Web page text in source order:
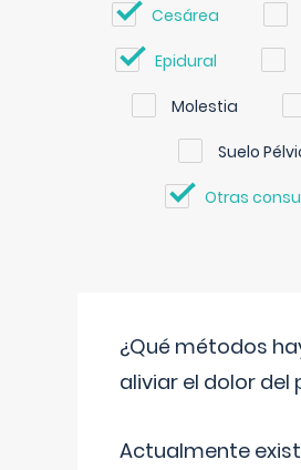
Cesárea
Epidural
Molestia
Suelo
Otras
¿Qué métodos
aliviar el dolor del
Actualmente